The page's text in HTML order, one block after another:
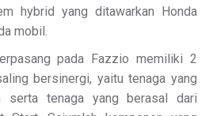
hybrid yang ditawarkan Honda
mobil.
pada Fazzio memiliki 2
bersinergi, yaitu tenaga yang
serta tenaga yang berasal dari